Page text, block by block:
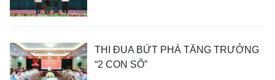
THI ĐUA BỨT PHÁ TĂNG TRƯỞNG
“2 CON SỐ”